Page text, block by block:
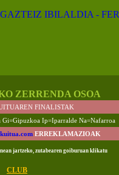
ZERRENDA OSOA
FINALISTAK
Gi=Gipuzkoa Ip=Iparralde Na=Nafarroa
ERREKLAMAZIOAK
jartzeko, zutabearen goiburuan klikatu
CLUB